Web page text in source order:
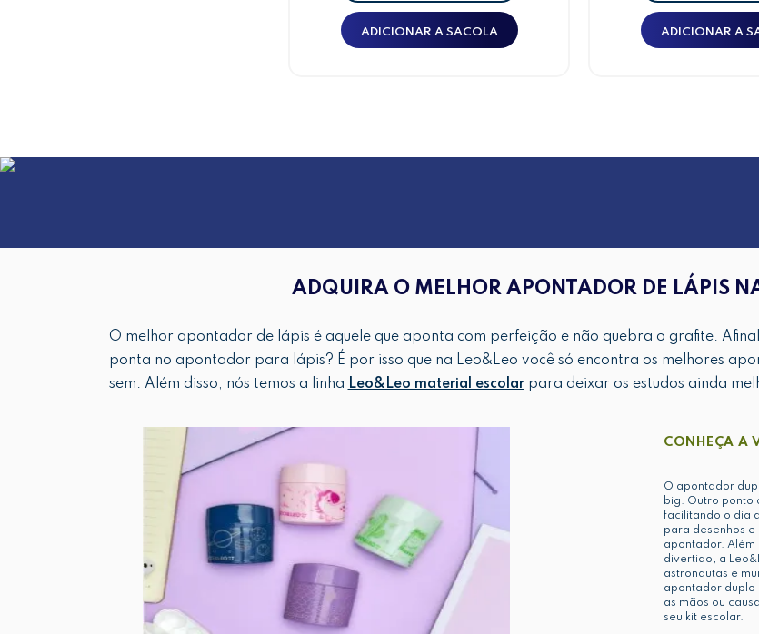
ADICIONAR A SACOLA ADICIONAR A
ADQUIRA O MELHOR APONTADOR DE LÁPIS
O melhor apontador de lápis é aquele que aponta com perfeição e não quebra o grafite.
ponta no apontador para lápis? É por isso que na Leo&Leo você só encontra os melhores
sem. Além disso, nós temos a linha Leo&Leo material escolarpara deixar os estudos ainda
CONHEÇA A
O apontador
big. Outro ponto
facilitando o dia
para desenhos
apontador. Além
divertido, a
astronautas e
apontador duplo
as mãos ou
seu kit escolar.